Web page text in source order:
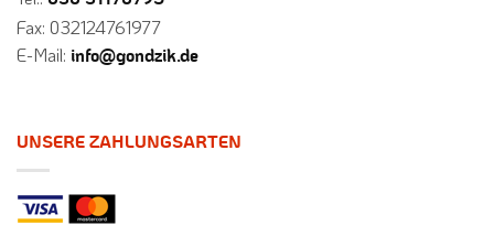
Fax: 032124761977
E-Mail: info@gondzik.de
UNSERE ZAHLUNGSARTEN